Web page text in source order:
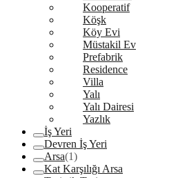
Kooperatif
Köşk
Köy Evi
Müstakil Ev
Prefabrik
Residence
Villa
Yalı
Yalı Dairesi
Yazlık
İş Yeri
Devren İş Yeri
Arsa(1)
Kat Karşılığı Arsa